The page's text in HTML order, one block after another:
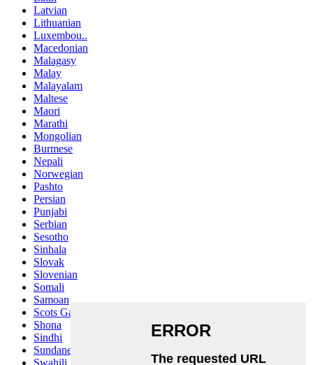
Latvian
Lithuanian
Luxembou..
Macedonian
Malagasy
Malay
Malayalam
Maltese
Maori
Marathi
Mongolian
Burmese
Nepali
Norwegian
Pashto
Persian
Punjabi
Serbian
Sesotho
Sinhala
Slovak
Slovenian
Somali
Samoan
Scots Gaelic
Shona
Sindhi
Sundanese